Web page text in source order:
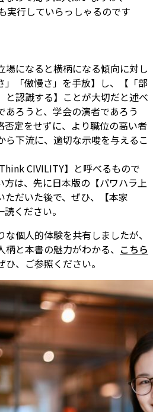
実行していらっしゃるのです
場になると横柄になる傾向に対し
」「傲慢さ」を手放】し、【「部
と認識する】ことが大切だと述べ
あろうと、学会の演者であろう
否定をせずに、より職位の高い者
ら下流に、適切な示唆を与えるこ
CIVILITY】と呼べるもので
方は、先に日本版の【パワハラ上
ただいた後で、ぜひ、【本家
ください。
個人的体験を共有しましたが、
と本書の魅力がわかる、 こちら
ひ、ご参照ください。